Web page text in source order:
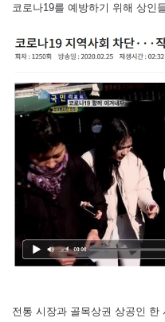
코로나19를 예방하기 위해 상인
전통 시장과 골목상권 상공인 한